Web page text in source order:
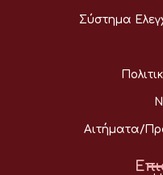
Σύστημα
Αιτήματα/